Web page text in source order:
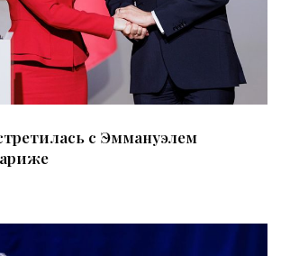
с Эммануэлем